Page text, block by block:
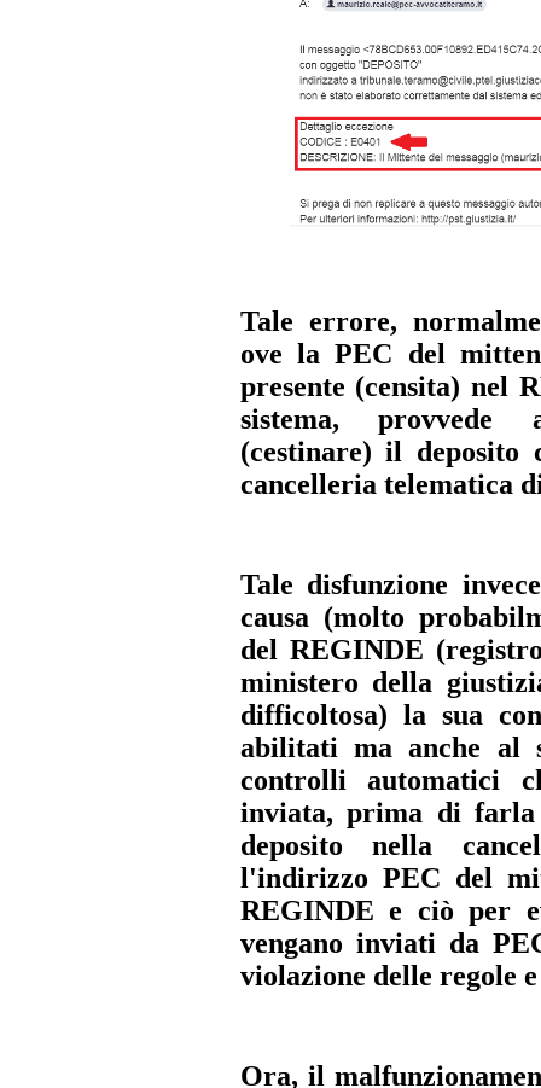
Tale errore,
ove la PEC del
presente (censita) nel
sistema, provvede
(cestinare) il deposito
cancelleria telematica
Tale disfunzione
causa (molto
del REGINDE
ministero della
difficoltosa) la sua
abilitati ma anche al
controlli automatici
inviata, prima di farla
deposito nella
l'indirizzo PEC del
REGINDE e ciò per
vengano inviati da
violazione delle regole
Ora, il